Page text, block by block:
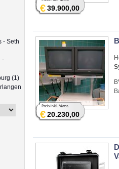
€39.900,00
€20.230,00
- Seth
-
(1)